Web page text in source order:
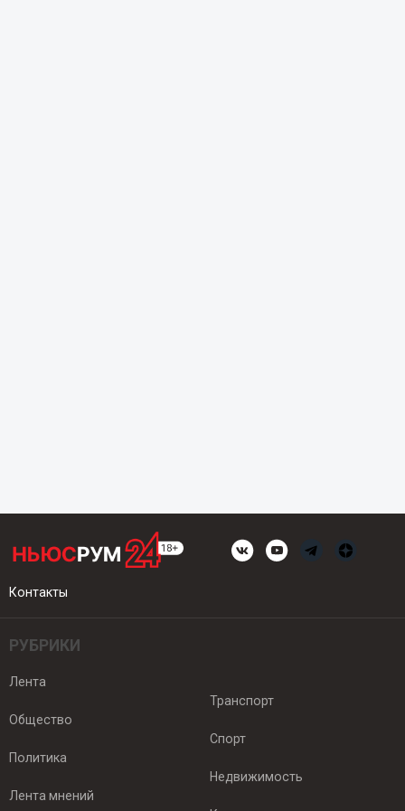
Контакты
РУБРИКИ
Лента
Общество
Политика
Лента мнений
Транспорт
Спорт
Недвижимость